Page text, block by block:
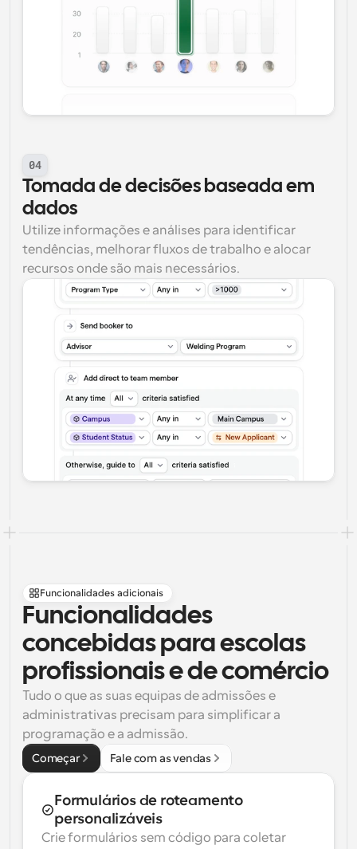
04
Tomada de decisões baseada em
dados
Utilize informações e análises para identificar
tendências, melhorar fluxos de trabalho e alocar
recursos onde são mais necessários.
Funcionalidades adicionais
Funcionalidades
concebidas para escolas
profissionais e de comércio
Tudo o que as suas equipas de admissões e
administrativas precisam para simplificar a
programação e a admissão.
Começar Fale com as vendas
Formulários de roteamento
personalizáveis
Crie formulários sem código para coletar